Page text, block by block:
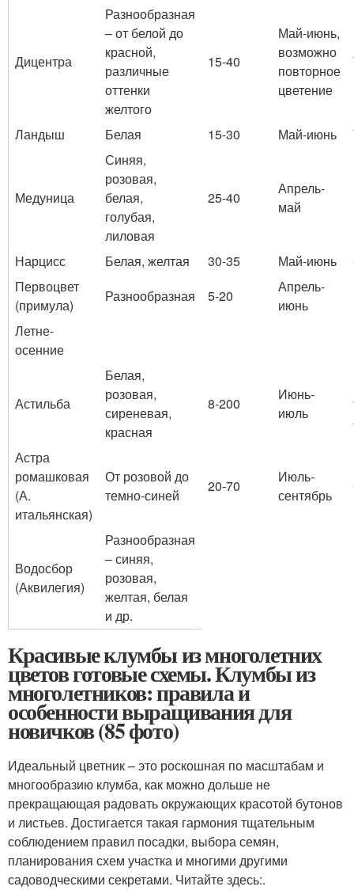
Дицентра
Разнообразная
– от белой до
красной,
различные
оттенки
желтого
15-40
Май-июнь,
возможно
повторное
цветение
Ландыш Белая 15-30 Май-июнь
Медуница
Синяя,
розовая,
белая,
голубая,
лиловая
25-40
Апрель-
май
Нарцисс Белая, желтая 30-35 Май-июнь
Первоцвет
(примула)
Разнообразная 5-20
Апрель-
июнь
Летне-
осенние
Астильба
Белая,
розовая,
сиреневая,
красная
8-200
Июнь-
июль
Астра
ромашковая
(А.
итальянская)
От розовой до
темно-синей
20-70
Июль-
сентябрь
Водосбор
(Аквилегия)
Разнообразная
– синяя,
розовая,
желтая, белая
и др.
Красивые клумбы из многолетних
цветов готовые схемы. Клумбы из
многолетников: правила и
особенности выращивания для
новичков (85 фото)
Идеальный цветник – это роскошная по масштабам и
многообразию клумба, как можно дольше не
прекращающая радовать окружающих красотой бутонов
и листьев. Достигается такая гармония тщательным
соблюдением правил посадки, выбора семян,
планирования схем участка и многими другими
садоводческими секретами. Читайте здесь:.